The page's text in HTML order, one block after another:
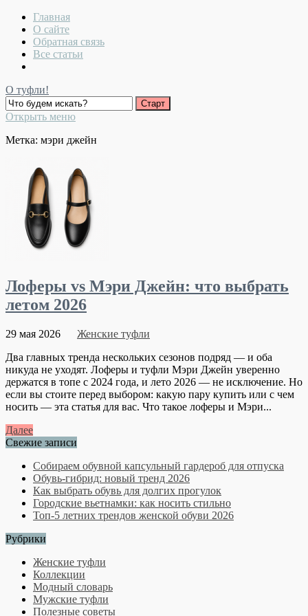
Главная
О сайте
Обратная связь
Все статьи
О туфли!
Открыть меню
Метка: мэри джейн
Лоферы vs Мэри Джейн: что выбрать
летом 2026
29 мая 2026
Женские туфли
Два главных тренда нескольких сезонов подряд — и оба
никуда не уходят. Лоферы и туфли Мэри Джейн уверенно
держатся в топе с 2024 года, и лето 2026 — не исключение. Но
если вы стоите перед выбором: какую пару купить или с чем
носить — эта статья для вас. Что такое лоферы и Мэри...
Далее
Свежие записи
Собираем обувной капсульный гардероб для отпуска
Обувь-гибрид: новый тренд 2026
Как выбрать обувь для долгих прогулок
Городские вьетнамки: как носить стильно
Топ-5 летних трендов женской обуви 2026
Рубрики
Женские туфли
Коллекции
Модный словарь
Мужские туфли
Полезные советы